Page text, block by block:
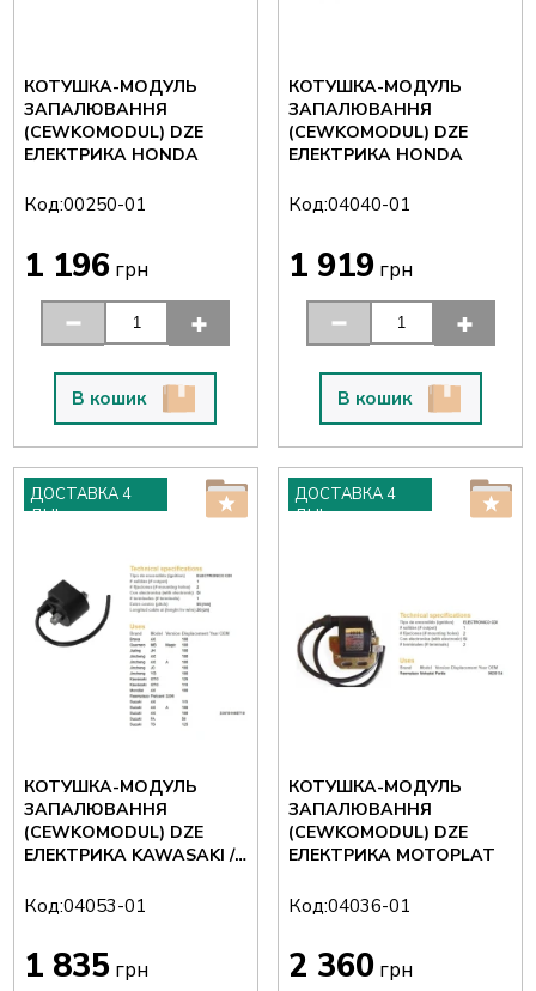
КОТУШКА-МОДУЛЬ
ЗАПАЛЮВАННЯ
(CEWKOMODUL) DZE
ЕЛЕКТРИКА HONDA
Код:00250-01
1 196 грн
В кошик
КОТУШКА-МОДУЛЬ
ЗАПАЛЮВАННЯ
(CEWKOMODUL) DZE
ЕЛЕКТРИКА HONDA
Код:04040-01
1 919 грн
В кошик
ДОСТАВКА 4
ДНІ
КОТУШКА-МОДУЛЬ
ЗАПАЛЮВАННЯ
(CEWKOMODUL) DZE
ЕЛЕКТРИКА KAWASAKI /
Код:04053-01
1 835 грн
ДОСТАВКА 4
ДНІ
КОТУШКА-МОДУЛЬ
ЗАПАЛЮВАННЯ
(CEWKOMODUL) DZE
ЕЛЕКТРИКА MOTOPLAT
Код:04036-01
2 360 грн